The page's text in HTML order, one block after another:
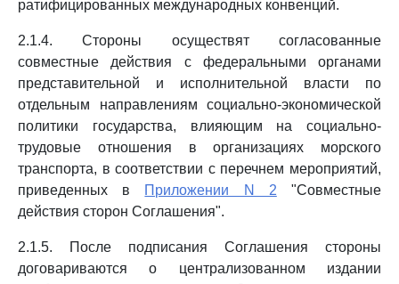
ратифицированных международных конвенций.
2.1.4. Стороны осуществят согласованные
совместные действия с федеральными органами
представительной и исполнительной власти по
отдельным направлениям социально-экономической
политики государства, влияющим на социально-
трудовые отношения в организациях морского
транспорта, в соответствии с перечнем мероприятий,
приведенных в Приложении N 2 "Совместные
действия сторон Соглашения".
2.1.5. После подписания Соглашения стороны
договариваются о централизованном издании